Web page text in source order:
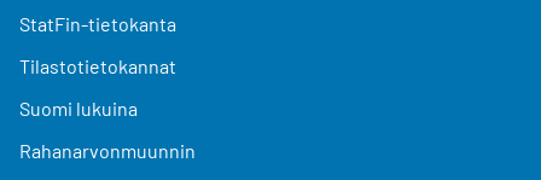
StatFin-tietokanta
Tilastotietokannat
Suomi lukuina
Rahanarvonmuunnin